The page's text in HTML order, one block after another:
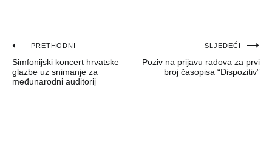
Navigacija
objava
PRETHODNI
Simfonijski koncert hrvatske
glazbe uz snimanje za
međunarodni auditorij
SLJEDEĆI
Poziv na prijavu radova za prvi
broj časopisa “Dispozitiv”